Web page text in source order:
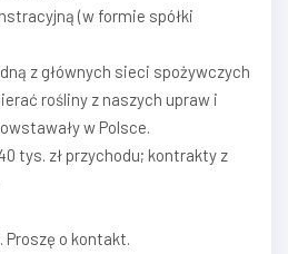
(w formie spółki
z głównych sieci spożywczych
rośliny z naszych upraw i
w Polsce.
tys. zł przychodu; kontrakty z
o kontakt.